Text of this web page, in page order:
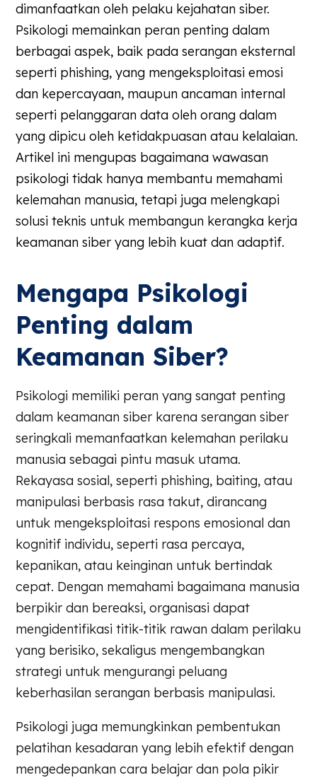
dimanfaatkan oleh pelaku kejahatan siber.
Psikologi memainkan peran penting dalam
berbagai aspek, baik pada serangan eksternal
seperti phishing, yang mengeksploitasi emosi
dan kepercayaan, maupun ancaman internal
seperti pelanggaran data oleh orang dalam
yang dipicu oleh ketidakpuasan atau kelalaian.
Artikel ini mengupas bagaimana wawasan
psikologi tidak hanya membantu memahami
kelemahan manusia, tetapi juga melengkapi
solusi teknis untuk membangun kerangka kerja
keamanan siber yang lebih kuat dan adaptif.
Mengapa Psikologi
Penting dalam
Keamanan Siber?
Psikologi memiliki peran yang sangat penting
dalam keamanan siber karena serangan siber
seringkali memanfaatkan kelemahan perilaku
manusia sebagai pintu masuk utama.
Rekayasa sosial, seperti phishing, baiting, atau
manipulasi berbasis rasa takut, dirancang
untuk mengeksploitasi respons emosional dan
kognitif individu, seperti rasa percaya,
kepanikan, atau keinginan untuk bertindak
cepat. Dengan memahami bagaimana manusia
berpikir dan bereaksi, organisasi dapat
mengidentifikasi titik-titik rawan dalam perilaku
yang berisiko, sekaligus mengembangkan
strategi untuk mengurangi peluang
keberhasilan serangan berbasis manipulasi.
Psikologi juga memungkinkan pembentukan
pelatihan kesadaran yang lebih efektif dengan
mengedepankan cara belajar dan pola pikir